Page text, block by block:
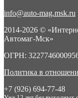
info@auto-mag.msk.ru
2014-2026 ©
Автомаг-Мск»
ОГРН:
Политика в
+7 (926) 694-77-48